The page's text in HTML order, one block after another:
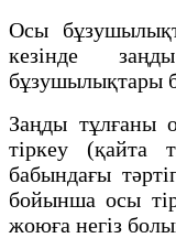
Осы
кезінде
бұзушылықтары
Заңды тұлғаны
тіркеу (қайта
бабындағы
бойынша осы
жоюға негіз